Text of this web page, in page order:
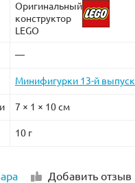
Оригинальный
конструктор
LEGO
—
Минифигурки 13-й выпуск
7 × 1 × 10 см
10 г
Добавить отзыв